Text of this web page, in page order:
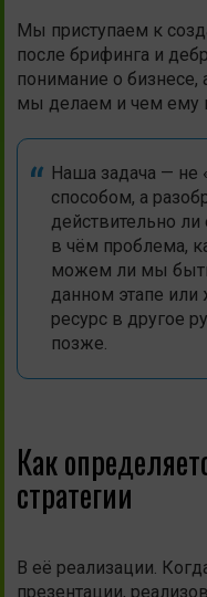
Мы приступаем к
после брифинга и
понимание о бизнесе,
мы делаем и чем ему
Наша задача — не
способом, а
действительно
в чём проблема,
можем ли мы
данном этапе или
ресурс в другое
позже.
Как
стратегии
В её реализации.
презентации,